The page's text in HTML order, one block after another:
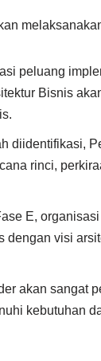
peluang
Bisnis
diidentifikasi,
rinci,
E,
visi
akan sangat
kebutuhan